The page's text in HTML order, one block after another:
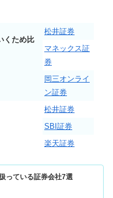
くため比
松井証券
マネックス証
券
岡三オンライ
ン証券
松井証券
SBI証券
楽天証券
っている証券会社7選